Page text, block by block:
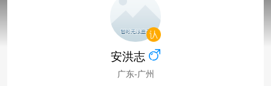
安洪志
广东-广州